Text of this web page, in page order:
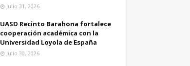
Julio 31, 2026
UASD Recinto Barahona fortalece
cooperación académica con la
Universidad Loyola de España
Julio 30, 2026